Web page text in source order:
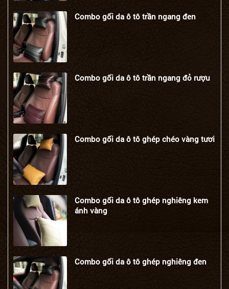
Combo gối da ô tô trần ngang đen
Combo gối da ô tô trần ngang đỏ rượu
Combo gối da ô tô ghép chéo vàng tươi
Combo gối da ô tô ghép nghiêng kem
ánh vàng
Combo gối da ô tô ghép nghiêng đen